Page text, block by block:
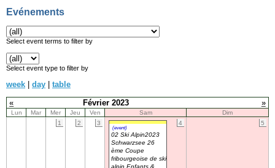
CONTACT
Ski ALPIN
Triathlon
Ski Nordique
Courses à pieds
Athlétisme
Slalom In-Line
Caisse à savon
Coupe "Journal La Gruyère"
Evénements
Select event terms to filter by
Select event type to filter by
week | day | table
«
Février 2023 »
Lun Mar Mer Jeu Ven Sam
Dim
1
2 3 4
(event)
02 Ski Alpin2023
Schwarzsee 26
ème Coupe
fribourgeoise de ski
alpin Enfants &
5